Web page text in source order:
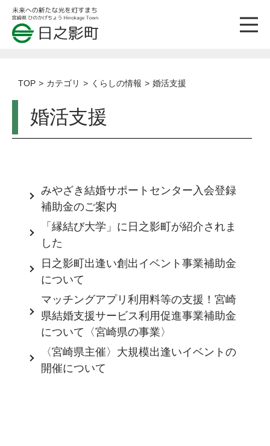
TOP カテゴリ くらしの情報 婚活支援
婚活支援
みやざき結婚サポートセンター入会登録
補助金のご案内
「縁結び大学」に日之影町が紹介されま
した
日之影町出逢い創出イベント事業補助金
について
マッチングアプリ利用料等の支援！宮崎
県結婚支援サービス利用促進事業補助金
について〈宮崎県の事業〉
〈宮崎県主催〉大規模出逢いイベントの
開催について